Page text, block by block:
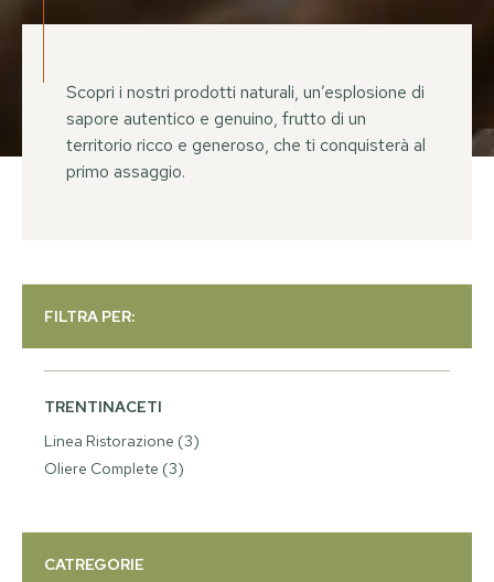
Scopri i nostri prodotti naturali, un’esplosione di
sapore autentico e genuino, frutto di un
territorio ricco e generoso, che ti conquisterà al
primo assaggio.
FILTRA PER:
TRENTINACETI
Linea Ristorazione (3)
Oliere Complete (3)
CATREGORIE